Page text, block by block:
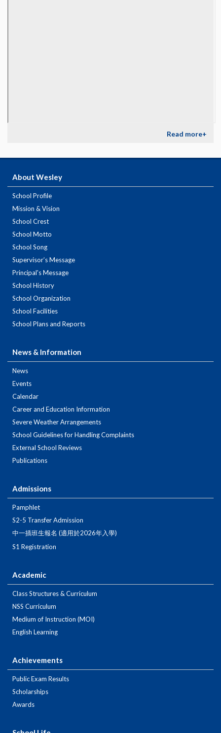
Read more+
About Wesley
School Profile
Mission & Vision
School Crest
School Motto
School Song
Supervisor’s Message
Principal's Message
School History
School Organization
School Facilities
School Plans and Reports
News & Information
News
Events
Calendar
Career and Education Information
Severe Weather Arrangements
School Guidelines for Handling Complaints
External School Reviews
Publications
Admissions
Pamphlet
S2-5 Transfer Admission
中一插班生報名 (適用於2026年入學)
S1 Registration
Academic
Class Structures & Curriculum
NSS Curriculum
Medium of Instruction (MOI)
English Learning
Achievements
Public Exam Results
Scholarships
Awards